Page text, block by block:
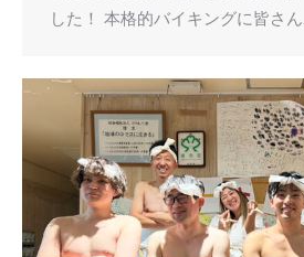
した！ 本格的バイキングに皆さん…